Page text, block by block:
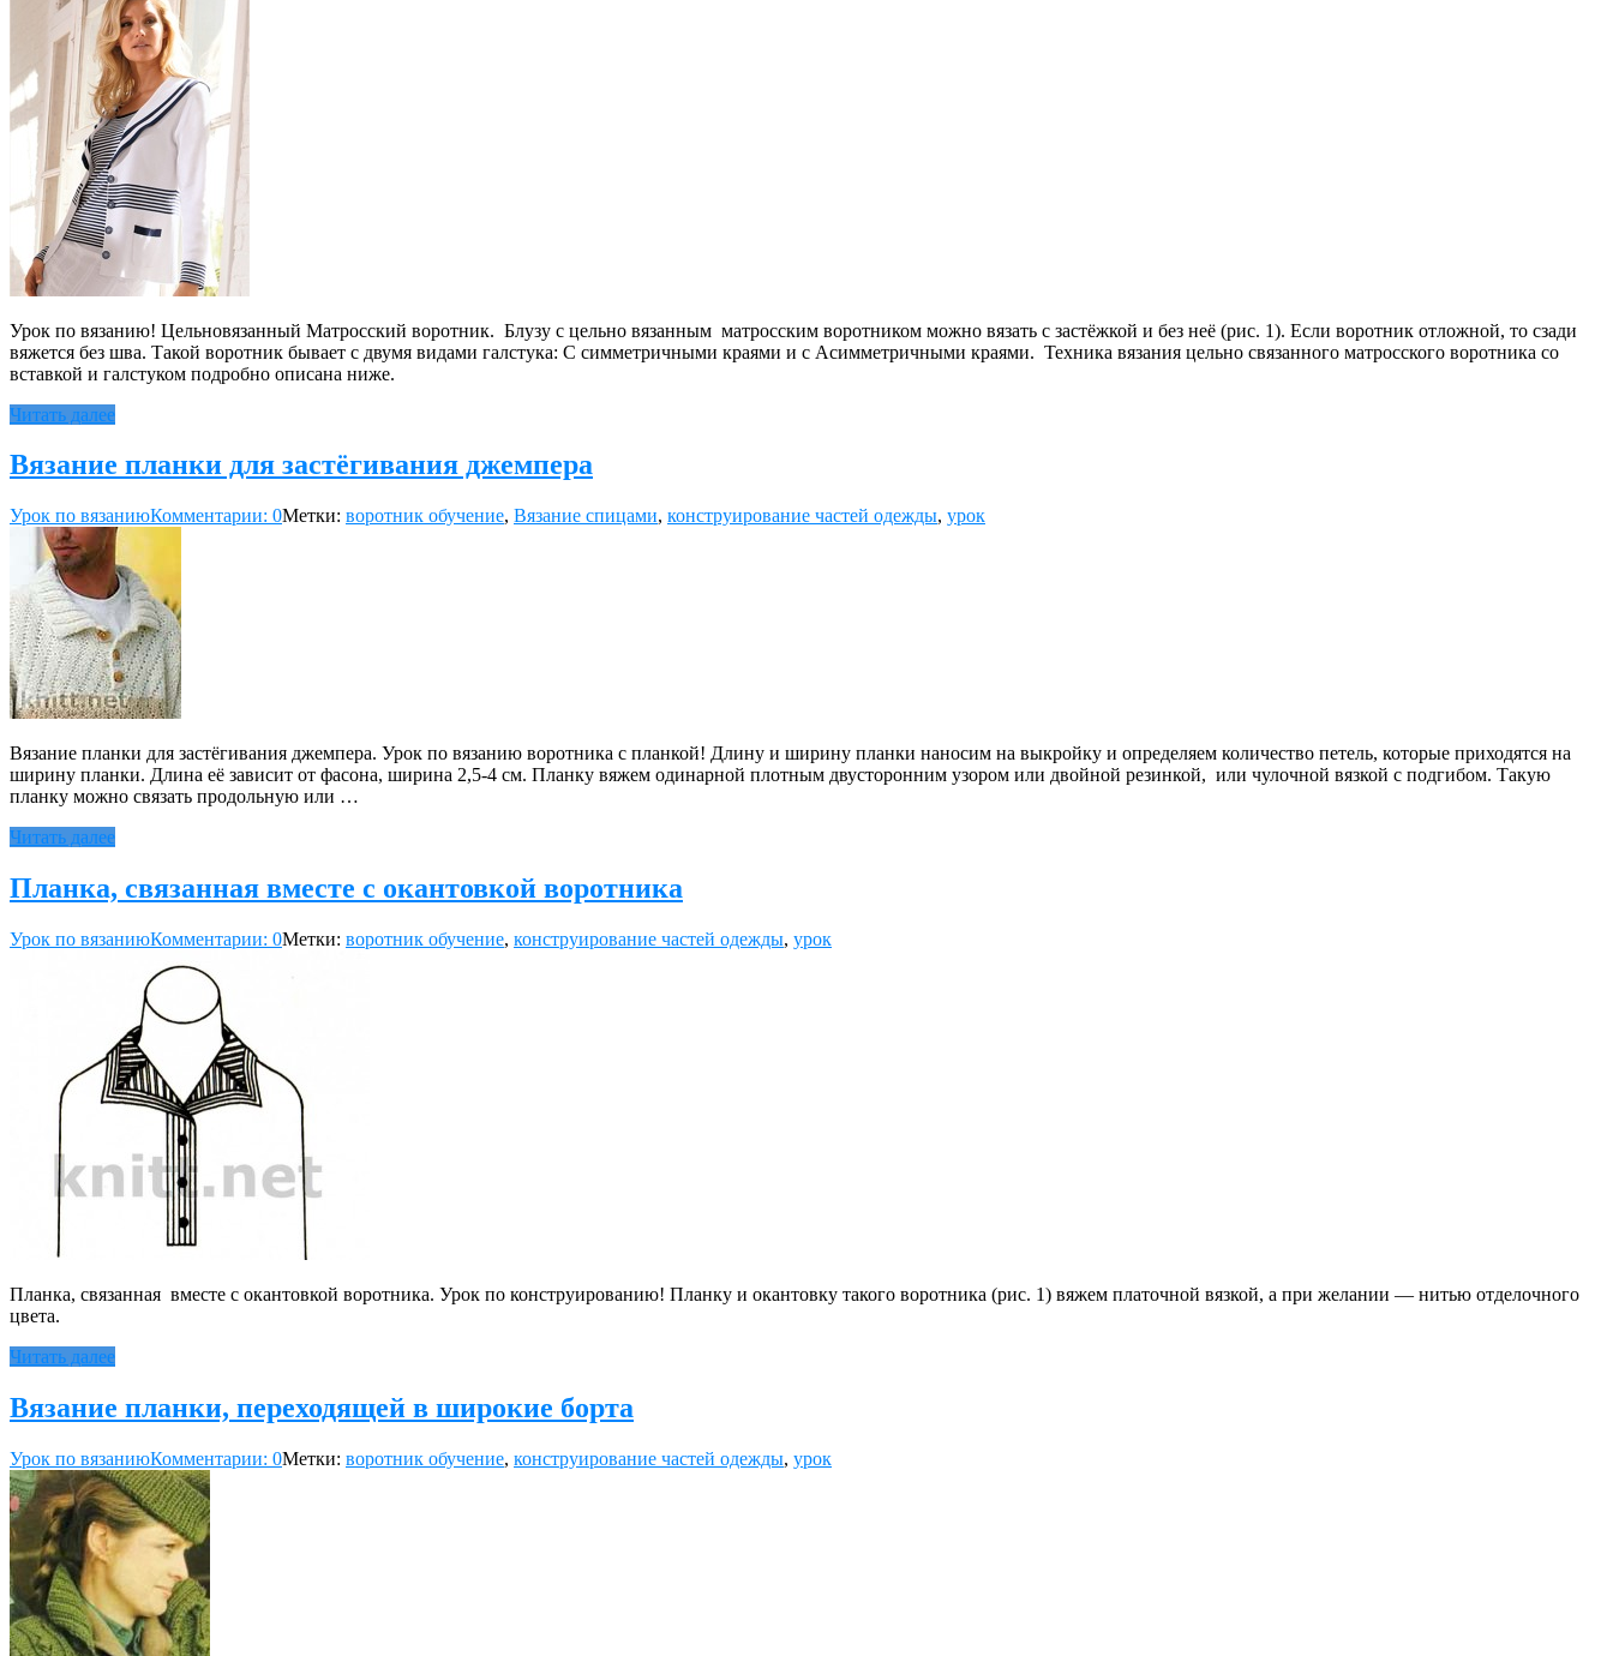
Урок по вязанию! Цельновязанный Матросский воротник. Блузу с цельно вязанным матросским воротником можно вязать с застёжкой и без неё (рис. 1). Если воротник отложной, то сзади
вяжется без шва. Такой воротник бывает с двумя видами галстука: С симметричными краями и с Асимметричными краями. Техника вязания цельно связанного матросского воротника со
вставкой и галстуком подробно описана ниже.
Читать далее
Вязание планки для застёгивания джемпера
Урок по вязаниюКомментарии: 0Метки: воротник обучение, Вязание спицами, конструирование частей одежды, урок
Вязание планки для застёгивания джемпера. Урок по вязанию воротника с планкой! Длину и ширину планки наносим на выкройку и определяем количество петель, которые приходятся на
ширину планки. Длина её зависит от фасона, ширина 2,5-4 см. Планку вяжем одинарной плотным двусторонним узором или двойной резинкой, или чулочной вязкой с подгибом. Такую
планку можно связать продольную или …
Читать далее
Планка, связанная вместе с окантовкой воротника
Урок по вязаниюКомментарии: 0Метки: воротник обучение, конструирование частей одежды, урок
Планка, связанная вместе с окантовкой воротника. Урок по конструированию! Планку и окантовку такого воротника (рис. 1) вяжем платочной вязкой, а при желании — нитью отделочного
цвета.
Читать далее
Вязание планки, переходящей в широкие борта
Урок по вязаниюКомментарии: 0Метки: воротник обучение, конструирование частей одежды, урок